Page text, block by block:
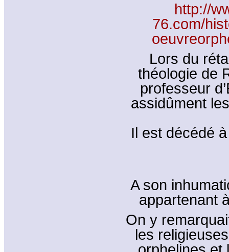
http://
76.com/
Lors du
théologie de
professeur
assidûment
Il est décédé
A son
appartenant
On y
les